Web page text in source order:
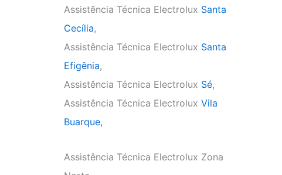
Assistência Técnica Electrolux Santa
Cecília,
Assistência Técnica Electrolux Santa
Efigênia,
Assistência Técnica Electrolux Sé,
Assistência Técnica Electrolux Vila
Buarque,
Assistência Técnica Electrolux Zona